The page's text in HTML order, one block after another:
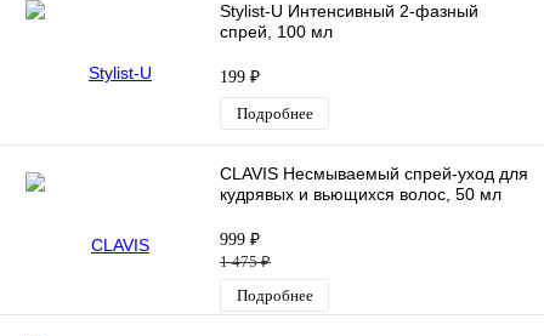
Stylist-U Интенсивный 2-фазный
спрей, 100 мл
199 ₽
Подробнее
CLAVIS Несмываемый спрей-уход для
кудрявых и вьющихся волос, 50 мл
999 ₽
1 475 ₽
Подробнее